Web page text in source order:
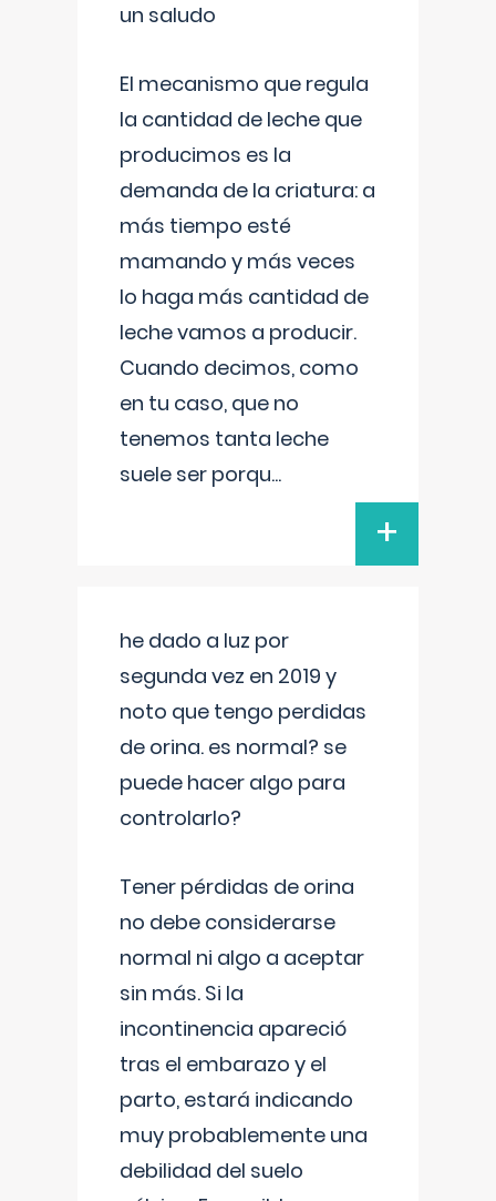
un saludo
El mecanismo que regula
la cantidad de leche que
producimos es la
demanda de la criatura: a
más tiempo esté
mamando y más veces
lo haga más cantidad de
leche vamos a producir.
Cuando decimos, como
en tu caso, que no
tenemos tanta leche
suele ser porqu...
+
he dado a luz por
segunda vez en 2019 y
noto que tengo perdidas
de orina. es normal? se
puede hacer algo para
controlarlo?
Tener pérdidas de orina
no debe considerarse
normal ni algo a aceptar
sin más. Si la
incontinencia apareció
tras el embarazo y el
parto, estará indicando
muy probablemente una
debilidad del suelo